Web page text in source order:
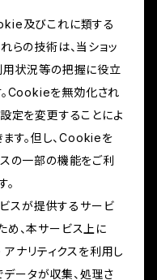
及びこれに類する
らの技術は、当ショッ
用状況等の把握に役立
。Cookieを無効化され
定を変更することによ
す。但し、Cookieを
の一部の機能をご利
ビスが提供するサービ
め、本サービス上に
リティクスを利用し
ータが収集、処理さ